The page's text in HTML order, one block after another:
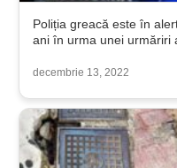
Poliția greacă este în
ani în urma unei urmăriri
decembrie 13, 2022